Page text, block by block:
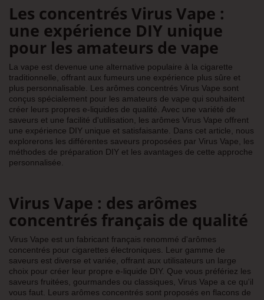
Les concentrés Virus Vape :
une expérience DIY unique
pour les amateurs de vape
La vape est devenue une alternative populaire à la cigarette
traditionnelle, offrant aux fumeurs une expérience plus sûre et
plus personnalisable. Les arômes concentrés Virus Vape sont
conçus spécialement pour les amateurs de vape qui souhaitent
créer leurs propres e-liquides de qualité. Avec une variété de
saveurs et une facilité d'utilisation, les arômes Virus Vape offrent
une expérience DIY unique et satisfaisante. Dans cet article, nous
explorerons les différentes saveurs proposées par Virus Vape, les
méthodes de préparation DIY et les avantages de cette approche
personnalisée.
Virus Vape : des arômes
concentrés français de qualité
Virus Vape est un fabricant français renommé d'arômes
concentrés pour cigarettes électroniques. Leur gamme de
saveurs est diverse et variée, offrant aux utilisateurs un large
choix pour créer leur propre e-liquide DIY. Que vous préfériez les
saveurs fruitées, gourmandes ou classiques, Virus Vape a ce qu'il
vous faut. Leurs arômes concentrés sont proposés en flacons de